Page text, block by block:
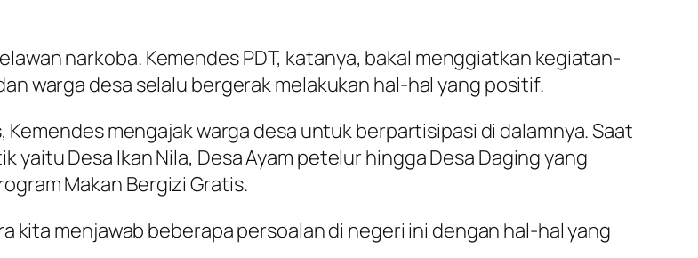
narkoba. Kemendes PDT, katanya, bakal menggiatkan kegiatan-
warga desa selalu bergerak melakukan hal-hal yang positif.
Kemendes mengajak warga desa untuk berpartisipasi di dalamnya. Saat
Desa Ikan Nila, Desa Ayam petelur hingga Desa Daging yang
Makan Bergizi Gratis.
kita menjawab beberapa persoalan di negeri ini dengan hal-hal yang